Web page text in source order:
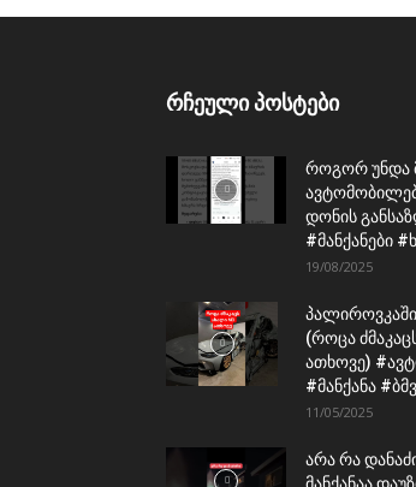
რჩეული პოსტები
როგორ უნდა
დონის
#მანქანები
19/08/2025
(როცა
ათხოვე)
#მანქანა #ბმვ
11/05/2025
არა რა